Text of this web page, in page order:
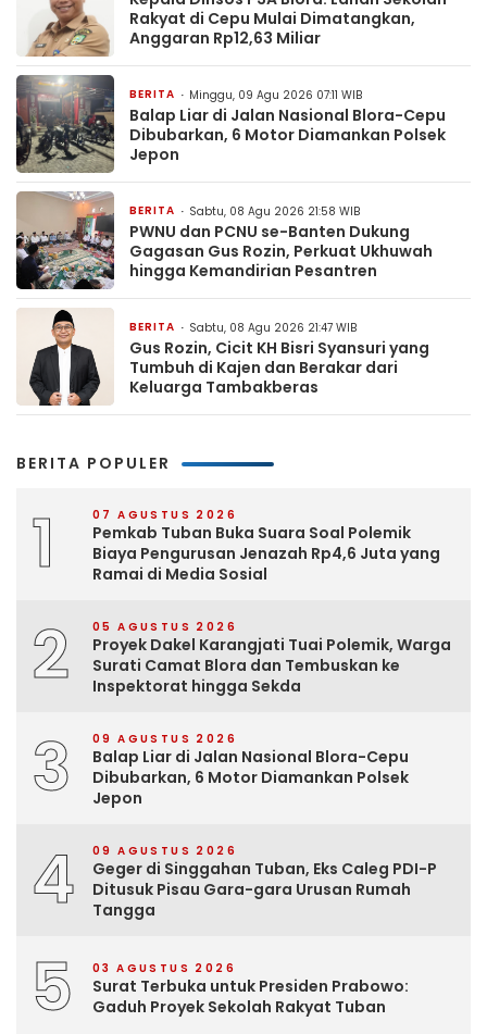
Rakyat di Cepu Mulai Dimatangkan,
Anggaran Rp12,63 Miliar
BERITA Minggu, 09 Agu 2026 07:11 WIB
Balap Liar di Jalan Nasional Blora-Cepu
Dibubarkan, 6 Motor Diamankan Polsek
Jepon
BERITA Sabtu, 08 Agu 2026 21:58 WIB
PWNU dan PCNU se-Banten Dukung
Gagasan Gus Rozin, Perkuat Ukhuwah
hingga Kemandirian Pesantren
BERITA Sabtu, 08 Agu 2026 21:47 WIB
Gus Rozin, Cicit KH Bisri Syansuri yang
Tumbuh di Kajen dan Berakar dari
Keluarga Tambakberas
BERITA POPULER
1 07 AGUSTUS 2026
Pemkab Tuban Buka Suara Soal Polemik
Biaya Pengurusan Jenazah Rp4,6 Juta yang
Ramai di Media Sosial
2 05 AGUSTUS 2026
Proyek Dakel Karangjati Tuai Polemik, Warga
Surati Camat Blora dan Tembuskan ke
Inspektorat hingga Sekda
3 09 AGUSTUS 2026
Balap Liar di Jalan Nasional Blora-Cepu
Dibubarkan, 6 Motor Diamankan Polsek
Jepon
4 09 AGUSTUS 2026
Geger di Singgahan Tuban, Eks Caleg PDI-P
Ditusuk Pisau Gara-gara Urusan Rumah
Tangga
5 03 AGUSTUS 2026
Surat Terbuka untuk Presiden Prabowo:
Gaduh Proyek Sekolah Rakyat Tuban